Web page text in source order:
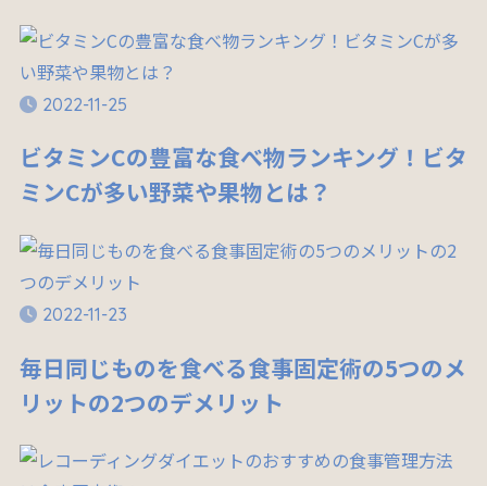
2022-11-25
ビタミンCの豊富な食べ物ランキング！ビタ
ミンCが多い野菜や果物とは？
2022-11-23
毎日同じものを食べる食事固定術の5つのメ
リットの2つのデメリット